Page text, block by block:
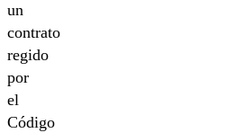
un
contrato
regido
por
el
Código